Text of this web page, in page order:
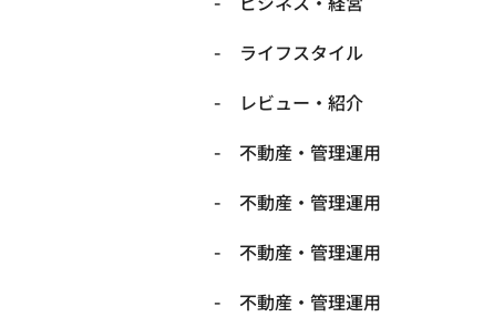
ライフスタイル
レビュー・紹介
不動産・管理運用
不動産・管理運用
不動産・管理運用
不動産・管理運用